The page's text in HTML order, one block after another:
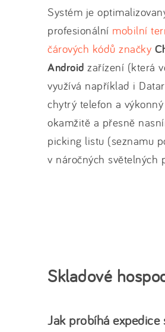
Systém je
profesionální mobilní
čárových kódů značky
Android zařízení (která
využívá například i
chytrý telefon a
okamžitě a přesně
picking listu (seznamu
v náročných světelných
Skladové
Jak probíhá